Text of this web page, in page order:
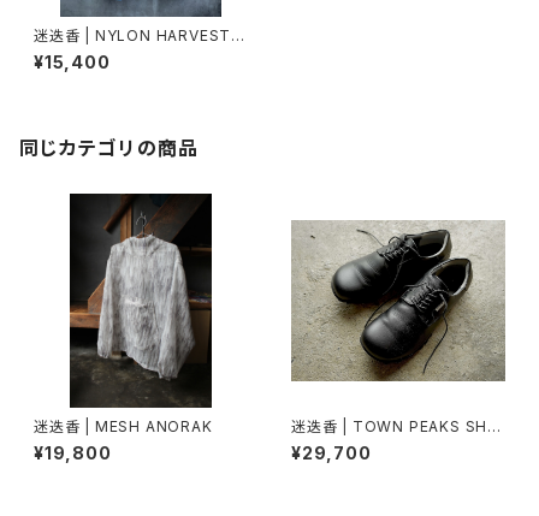
迷迭香 | NYLON HARVEST T
RAINER CLASSIC 2026 lot.
2
¥15,400
同じカテゴリの商品
迷迭香 | MESH ANORAK
¥19,800
迷迭香 | TOWN PEAKS SHO
ES
¥29,700